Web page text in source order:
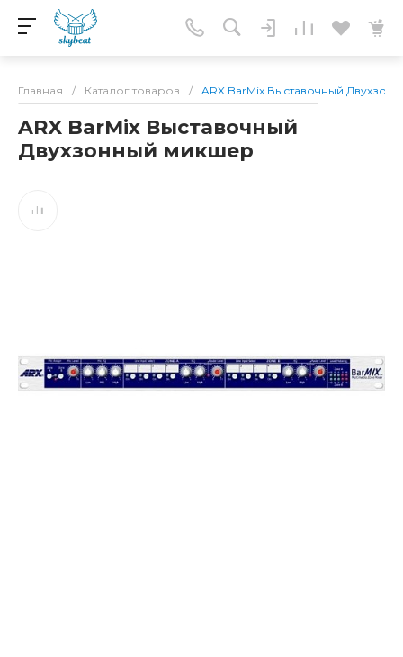
Главная / Каталог товаров / ARX BarMix Выставочный
ARX BarMix Выставочный
Двухзонный микшер